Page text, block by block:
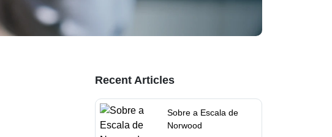
Recent Articles
Sobre a Escala de
Norwood